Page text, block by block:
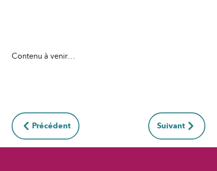
Contenu à venir…
Précédent Suivant